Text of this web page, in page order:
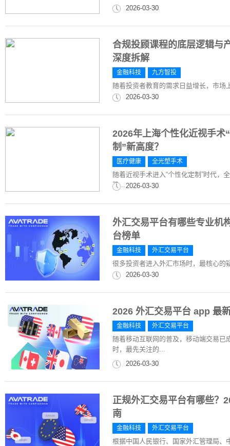
2026-03-30
合规投顾课程的底层逻辑
深度拆解
金融科技 九方智投
随着投资者教育的需求日益增长，市场
2026-03-30
2026年上海个性化近视手术
制”新高度？
医疗健康 全光塑手术
随着近视手术进入“个性化定制”时代，
势...2026-03-30
外汇交易平台有哪些专业机
台榜单
金融科技 外汇交易平台
很多投资者进入外汇市场时，最核心的
2026-03-30
2026 外汇交易平台 app 最
金融科技 外汇交易平台
随着移动互联网的普及，移动端交易
时，最先关注的...
2026-03-30
正规外汇交易平台有哪些？
南
金融科技 外汇交易平台
根据中国人民银行、国家外汇管理局、